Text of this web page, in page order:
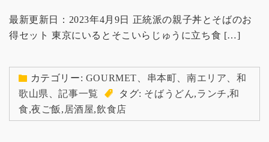
最新更新日：2023年4月9日 正統派の親子丼とそばのお
得セット 東京にいるとそこいらじゅうに立ち食 […]
カテゴリー: GOURMET 串本町 、南エリア 、和
歌山県
、記事一覧 タグ: そばうどん,ランチ,和
食,夜ご飯 , 居酒屋,飲食店